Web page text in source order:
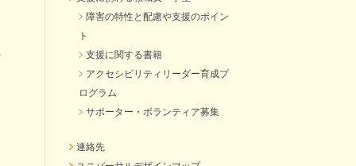
障害の特性と配慮や支援のポイン
ト
支援に関する書籍
アクセシビリティリーダー育成プ
ログラム
サポーター・ボランティア募集
連絡先